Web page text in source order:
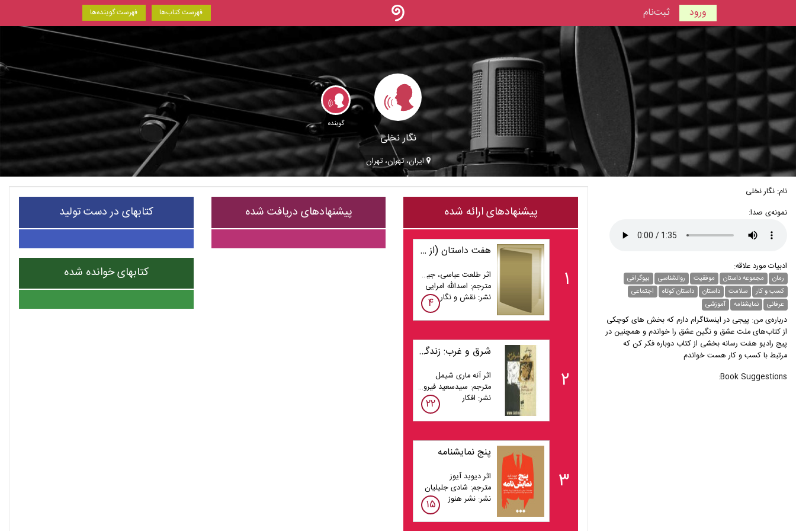
ورود ثبت‌نام فهرست گوینده‌ها فهرست کتاب‌ها
گوینده
نگار نخلی
ایران، تهران، تهران
نام: نگار نخلی
نمونه‌ی صدا:
ادبیات مورد علاقه:
رمان مجموعه داستان موفقیت روانشناسی
بیوگرافی
کسب و کار
سلامت داستان داستان کوتاه
اجتماعی
عرفانی
نمایشنامه آموزشی
درباره‌ی من: پیجی در اینستاگرام دارم که بخش های کوچکی
از کتاب‌های ملت عشق و نگین عشق را خواندم و همچنین در
پیج رادیو هفت رسانه بخشی از کتاب دوباره فکر کن که
مرتبط با کسب و کار هست خواندم
Book Suggestions:
پیشنهادهای ارائه شده
۱
هفت داستان (از مجموعه عطر پنهان در باد)
اثر طلعت عباسی، جین آن فیلیپس، پیگن کندی، شرلی جکسون، آماندا دیویس، کاترین آلپرت، ماریا ژودیت دو کاروالهو
مترجم: اسدالله امرایی
نشر: نقش و نگار
۴
۲
شرق و غرب: زندگی غربی - شرقی من
اثر آنه ماری شیمل
مترجم: سیدسعید فیروزآبادی
نشر: افکار
۲۲
۳
پنج نمایشنامه
اثر دیوید آیوز
مترجم: شادی جلیلیان
نشر: نشر هنوز
۱۵
پیشنهادهای دریافت شده کتابهای در دست تولید
کتابهای خوانده شده